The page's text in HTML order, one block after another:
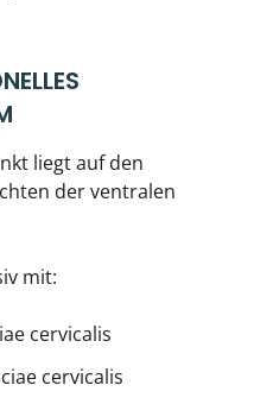
liegt auf den
der ventralen
mit:
cervicalis
cervicalis